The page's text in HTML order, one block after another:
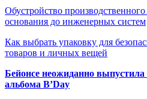
Обустройство
основания до инженерных систем
Как выбрать упаковку для
товаров и личных вещей
Бейонсе неожиданно
альбома B’Day